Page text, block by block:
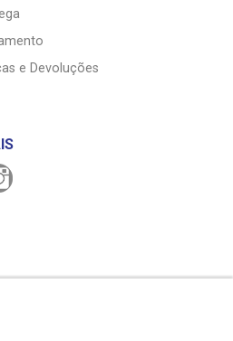
e Devoluções